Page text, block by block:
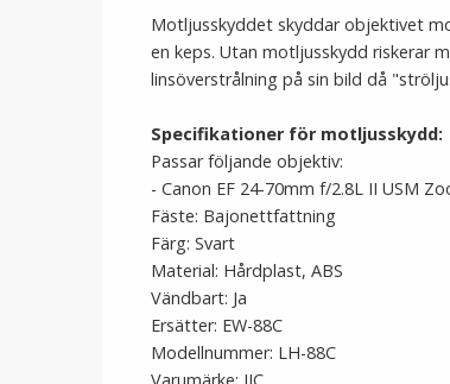
Motljusskyddet skyddar objektivet
en keps. Utan motljusskydd riskerar
linsöverstrålning på sin bild då
Specifikationer för motljusskydd:
Passar följande objektiv:
- Canon EF 24-70mm f/2.8L II USM
Fäste: Bajonettfattning
Färg: Svart
Material: Hårdplast, ABS
Vändbart: Ja
Ersätter: EW-88C
Modellnummer: LH-88C